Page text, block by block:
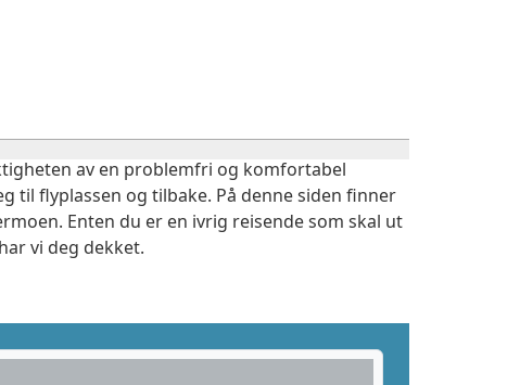
av en problemfri og komfortabel
til flyplassen og tilbake. På denne siden finner
Enten du er en ivrig reisende som skal ut
vi deg dekket.